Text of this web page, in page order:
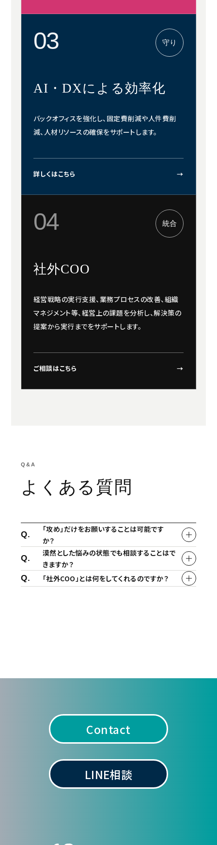
03 守り
AI・DXによる効率化
バックオフィスを強化し、固定費削減や人件費削
減、人材リソースの確保をサポートします。
詳しくはこちら →
04 統合
社外COO
経営戦略の実行支援、業務プロセスの改善、組織
マネジメント等、経営上の課題を分析し、解決策の
提案から実行までをサポートします。
ご相談はこちら →
Q&A
よくある質問
Q.
「攻め」だけをお願いすることは可能です
か？
Q.
漠然とした悩みの状態でも相談することはで
きますか？
Q. 「社外COO」とは何をしてくれるのですか？
Contact
LINE相談